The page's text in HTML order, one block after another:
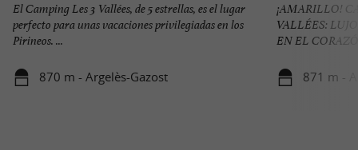
El Camping Les 3 Vallées, de 5 estrellas, es el lugar
perfecto para unas vacaciones privilegiadas en los
Pirineos. ...
870 m - Argelès-Gazost
¡AMARILLO!
VALLÉES:
EN EL
871 m -